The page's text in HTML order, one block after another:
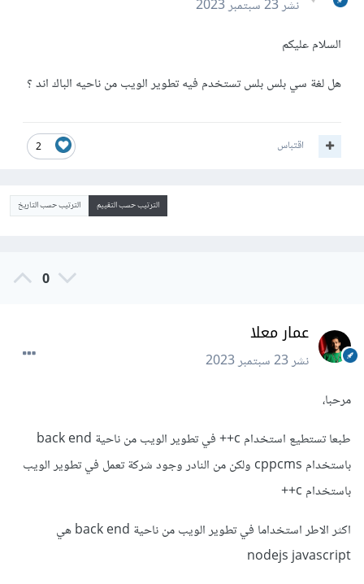
نشر23 سبتمبر 2023
السلام عليكم
هل لغة سي بلس بلس تستخدم فيه تطوير الويب من ناحيه الباك اند ؟
2 اقتباس
الترتيب حسب التقييم الترتيب حسب التاريخ
0
عمار معلا
نشر23 سبتمبر 2023
مرحبا،
طبعا تستطيع استخدام c++ في تطوير الويب من ناحية back end
باستخدام cppcms ولكن من النادر وجود شركة تعمل في تطوير الويب
باستخدام c++
اكثر الاطر استخداما في تطوير الويب من ناحية back end هي
nodejs javascript